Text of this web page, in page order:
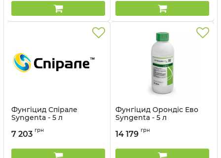
Фунгіцид Спірале
Syngenta - 5 л
7 203 грн
Фунгіцид Орондіс Ево
Syngenta - 5 л
14 179 грн